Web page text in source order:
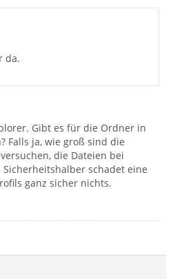
da.
Gibt es für die Ordner in
Falls ja, wie groß sind die
die Dateien bei
schadet eine
ganz sicher nichts.